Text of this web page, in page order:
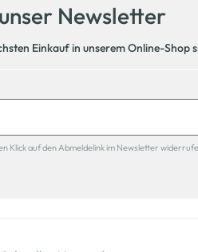
Newsletter
Einkauf in unserem Online-Shop
Klick auf den Abmeldelink im Newsletter